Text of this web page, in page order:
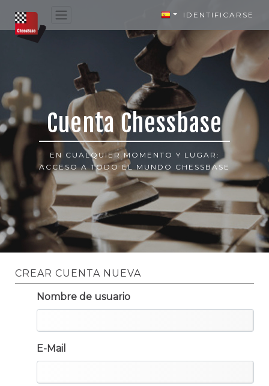
IDENTIFICARSE
Cuenta Chessbase
EN CUALQUIER MOMENTO Y LUGAR:
ACCESO A TODO EL MUNDO CHESSBASE
CREAR CUENTA NUEVA
Nombre de usuario
E-Mail